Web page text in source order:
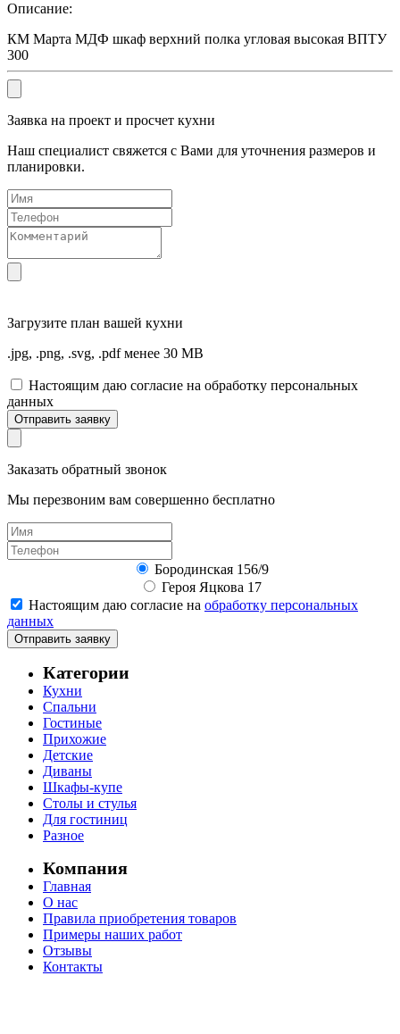
Описание:
КМ Марта МДФ шкаф верхний полка угловая высокая ВПТУ
300
Заявка на проект и просчет кухни
Наш специалист свяжется с Вами для уточнения размеров и
планировки.
Загрузите план вашей кухни
.jpg, .png, .svg, .pdf менее 30 MB
Настоящим даю согласие на обработку персональных
данных
Отправить заявку
Заказать обратный звонок
Мы перезвоним вам совершенно бесплатно
Бородинская 156/9
Героя Яцкова 17
Настоящим даю согласие на обработку персональных
данных
Отправить заявку
Категории
Кухни
Спальни
Гостиные
Прихожие
Детские
Диваны
Шкафы-купе
Столы и стулья
Для гостиниц
Разное
Компания
Главная
О нас
Правила приобретения товаров
Примеры наших работ
Отзывы
Контакты